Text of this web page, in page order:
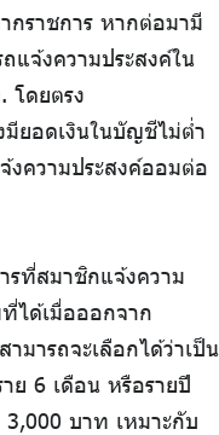
กราชการ หากต่อมามี
แจ้งความประสงค์ใน
โดยตรง
ยอดเงินในบัญชีไม่ต่ำ
ความประสงค์ออมต่อ
รที่สมาชิกแจ้งความ
ได้เมื่อออกจาก
มารถจะเลือกได้ว่าเป็น
ย 6 เดือน หรือรายปี
บาท เหมาะกับ